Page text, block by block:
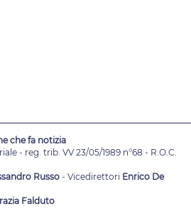
che fa notizia
- reg. trib. VV 23/05/1989 n°68 - R.O.C.
Russo - Vicedirettori Enrico De
Falduto